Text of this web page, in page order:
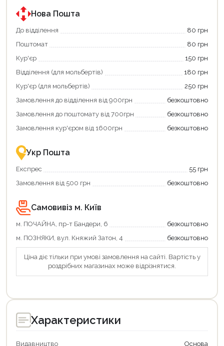
державною
програмою
єКнига.
Використовуйте
карту
щоб
зекономити
та
отримати
переваги!
картою
єКнига
–
зручно
та
державною
програмою
«Національний
кешбек».
покупку
«Національний
кешбек»
та
отримуйте
повернення
Економте
більше
разом
державною
підтримкою!
Нова Пошта
До відділення
80 грн
Поштомат
80 грн
Кур'єр
150 грн
Відділення (для мольбертів)
180 грн
Кур'єр (для мольбертів)
250 грн
Замовлення до відділення від 900грн
безкоштовно
Замовлення до поштомату від 700грн
безкоштовно
Замовлення кур'єром від 1600грн
безкоштовно
Укр Пошта
Експрес
55 грн
Замовлення від 500 грн
безкоштовно
Самовивіз м. Київ
м. ПОЧАЙНА, пр-т Бандери, 6
безкоштовно
м. ПОЗНЯКИ, вул. Княжий Затон, 4
безкоштовно
Ціна діє тільки при умові замовлення на сайті. Вартість у
роздрібних магазинах може відрізнятися.
Характеристики
Видавництво Основа